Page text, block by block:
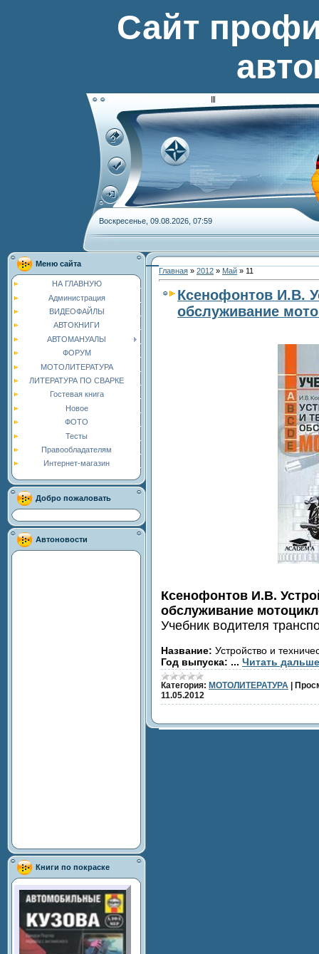
Сайт
Воскресенье, 09.08.2026, 07:59
Меню сайта
НА ГЛАВНУЮ
Администрация
ВИДЕОФАЙЛЫ
АВТОКНИГИ
АВТОМАНУАЛЫ
ФОРУМ
МОТОЛИТЕРАТУРА
ЛИТЕРАТУРА ПО СВАРКЕ
Гостевая книга
Новое
ФОТО
Тесты
Правообладателям
Интернет-магазин
Добро пожаловать
Автоновости
Книги по покраске
Главная » 2012 » Май » 11
Ксенофонтов И.В.
обслуживание
Ксенофонтов И.В.
обслуживание
Учебник водителя
Название: Устройство и
Год выпуска: ... Читать
Категория: МОТОЛИТЕРАТУРА
11.05.2012